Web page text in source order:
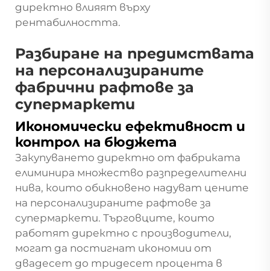
директно влияят върху
рентабилността.
Разбиране на предимствата
на персонализираните
фабрични рафтове за
супермаркети
Икономически ефективност и
контрол на бюджета
Закупуването директно от фабриката
елиминира множество разпределителни
нива, които обикновено надуват цените
на персонализираните рафтове за
супермаркети. Търговците, които
работят директно с производители,
могат да постигнат икономии от
двадесет до тридесет процента в